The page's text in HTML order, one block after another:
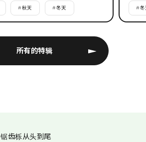
所有的特辑
#秋天 #冬天 #冬
锯齿栎从头到尾